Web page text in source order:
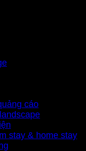
cáo
stay & home stay